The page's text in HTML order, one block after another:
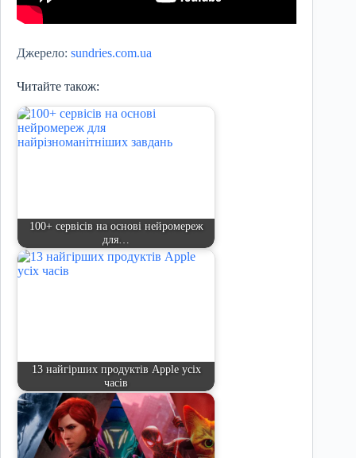
Джерело: sundries.com.ua
Читайте також:
100+ сервісів на основі нейромереж
для…
13 найгірших продуктів Apple усіх
часів